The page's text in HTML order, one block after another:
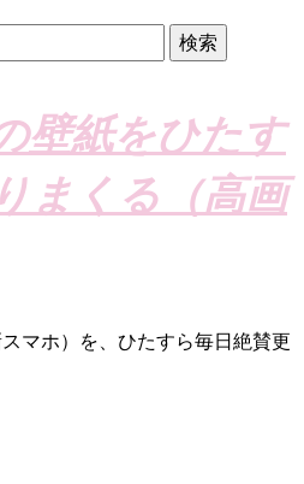
壁紙をひたす
まくる（高画
マホ）を、ひたすら毎日絶賛更